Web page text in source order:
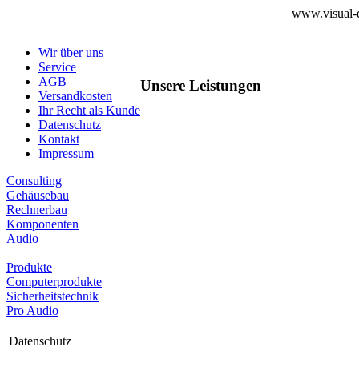
www.visual-
Wir über uns
Service
AGB
Versandkosten
Ihr Recht als Kunde
Datenschutz
Kontakt
Impressum
Unsere Leistungen
Consulting
Gehäusebau
Rechnerbau
Komponenten
Audio
Produkte
Computerprodukte
Sicherheitstechnik
Pro Audio
Datenschutz